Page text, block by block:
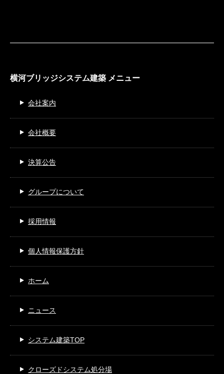
横河ブリッジシステム建築 メニュー
会社案内
会社概要
決算公告
グループについて
採用情報
個人情報保護方針
ホーム
ニュース
システム建築TOP
クローズドシステム処分場